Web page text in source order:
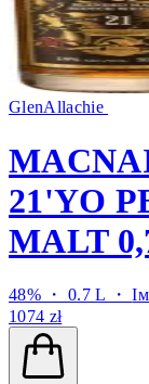
GlenAllachie
21'YO
MALT
48% ・ 0.7 L ・
1074 zł